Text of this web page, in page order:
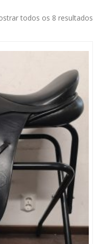
todos os 8 resultados